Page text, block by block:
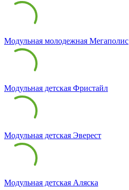
Модульная молодежная Мегаполис
Модульная детская Фристайл
Модульная детская Эверест
Модульная детская Аляска